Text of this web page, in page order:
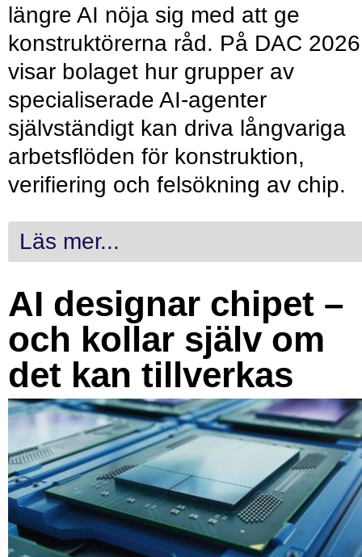
längre AI nöja sig med att ge
konstruktörerna råd. På DAC 2026
visar bolaget hur grupper av
specialiserade AI-agenter
självständigt kan driva långvariga
arbetsflöden för konstruktion,
verifiering och felsökning av chip.
Läs mer...
AI designar chipet –
och kollar själv om
det kan tillverkas